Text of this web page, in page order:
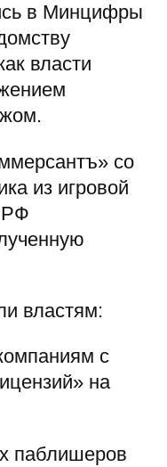
в Минцифры
власти
со
из игровой
РФ
властям:
с
на
паблишеров